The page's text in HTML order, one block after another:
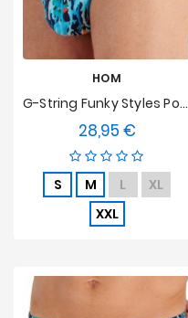
HOM
G-String Funky Styles Pop Explosion HOM Limited Edition
28,95 €Preis
S M L
XL
XXL